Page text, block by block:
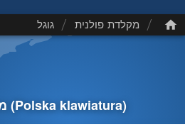
/ מקלדת פולנית / גוגל
(Polska klawiatura)